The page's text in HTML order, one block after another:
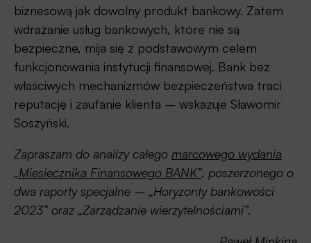
biznesową jak dowolny produkt bankowy. Zatem
wdrażanie usług bankowych, które nie są
bezpieczne, mija się z podstawowym celem
funkcjonowania instytucji finansowej. Bank bez
właściwych mechanizmów bezpieczeństwa traci
reputację i zaufanie klienta – wskazuje Sławomir
Soszyński.
Zapraszam do analizy całego marcowego wydania
„Miesięcznika Finansowego BANK”, poszerzonego o
dwa raporty specjalne – „Horyzonty bankowości
2023” oraz „Zarządzanie wierzytelnościami”.